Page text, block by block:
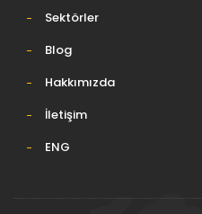
Sektörler
Blog
Hakkımızda
İletişim
ENG